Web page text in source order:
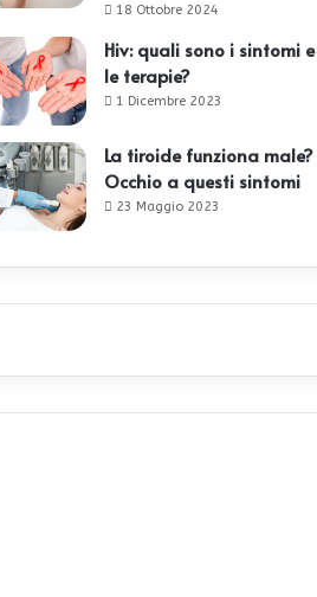
18 Ottobre 2024
Hiv: quali sono i sintomi e
le terapie?
1 Dicembre 2023
La tiroide funziona male?
Occhio a questi sintomi
23 Maggio 2023